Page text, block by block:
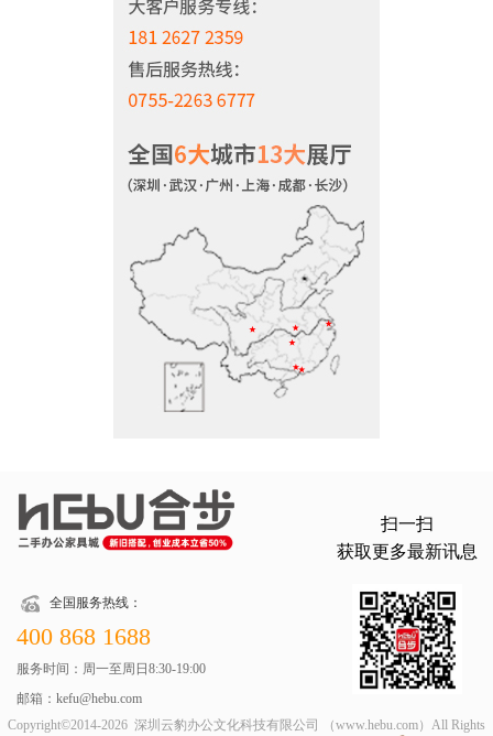
全国服务热线：
400 868 1688
服务时间：周一至周日8:30-19:00
邮箱：kefu@hebu.com
扫一扫
获取更多最新讯息
Copyright©2014-2026 深圳云豹办公文化科技有限公司 （www.hebu.com）All Rights